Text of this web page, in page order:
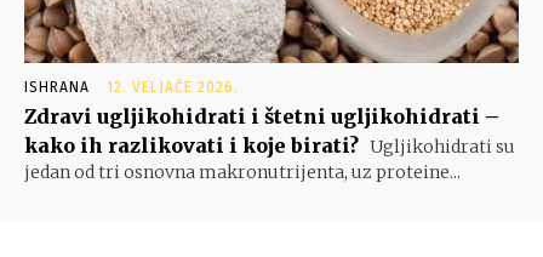
ISHRANA 12. VELJAČE 2026.
Zdravi ugljikohidrati i štetni ugljikohidrati –
kako ih razlikovati i koje birati? Ugljikohidrati su
jedan od tri osnovna makronutrijenta, uz proteine...